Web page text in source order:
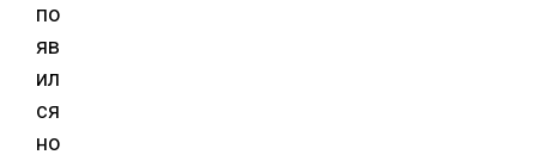
по
яв
ил
ся
но